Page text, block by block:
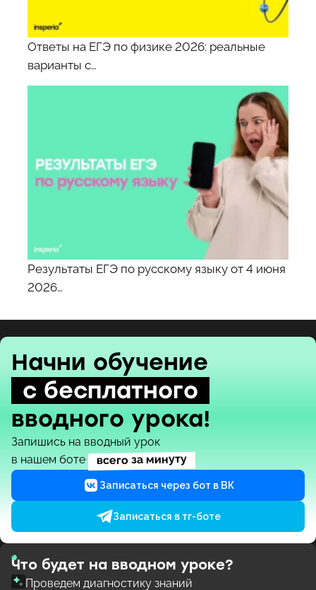
Ответы на ЕГЭ по физике 2026: реальные
варианты с…
Результаты ЕГЭ по русскому языку от 4 июня
2026…
Начни обучение
с бесплатного
вводного урока!
Запишись на вводный урок
в нашем боте
всего за минуту
Записаться через бот в ВК
Записаться в тг-боте
Что будет на вводном уроке?
Проведем диагностику знаний